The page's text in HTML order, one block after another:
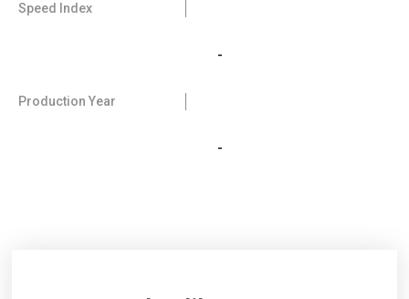
Speed Index
-
Production Year
-